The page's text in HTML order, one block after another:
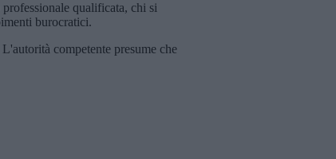
qualificata, chi si
burocratici.
competente presume che